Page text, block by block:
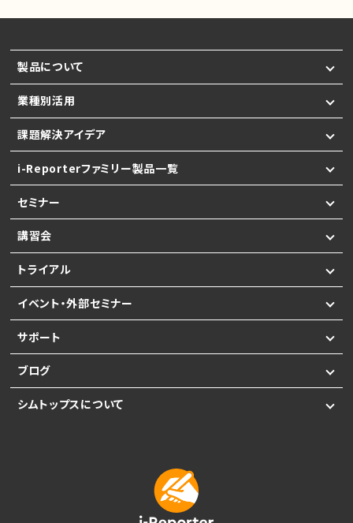
製品について
業種別活用
課題解決アイデア
i-Reporterファミリー製品一覧
セミナー
講習会
トライアル
イベント・外部セミナー
サポート
ブログ
シムトップスについて